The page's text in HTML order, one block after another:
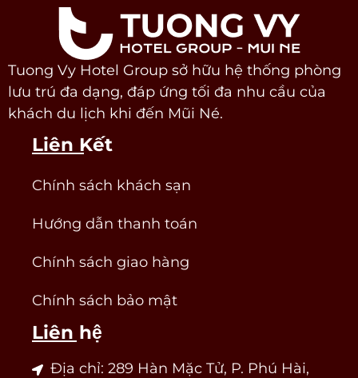
Tuong Vy Hotel Group sở hữu hệ thống phòng
lưu trú đa dạng, đáp ứng tối đa nhu cầu của
khách du lịch khi đến Mũi Né.
Liên Kết
Chính sách khách sạn
Hướng dẫn thanh toán
Chính sách giao hàng
Chính sách bảo mật
Liên hệ
Địa chỉ: 289 Hàn Mặc Tử, P. Phú Hài,